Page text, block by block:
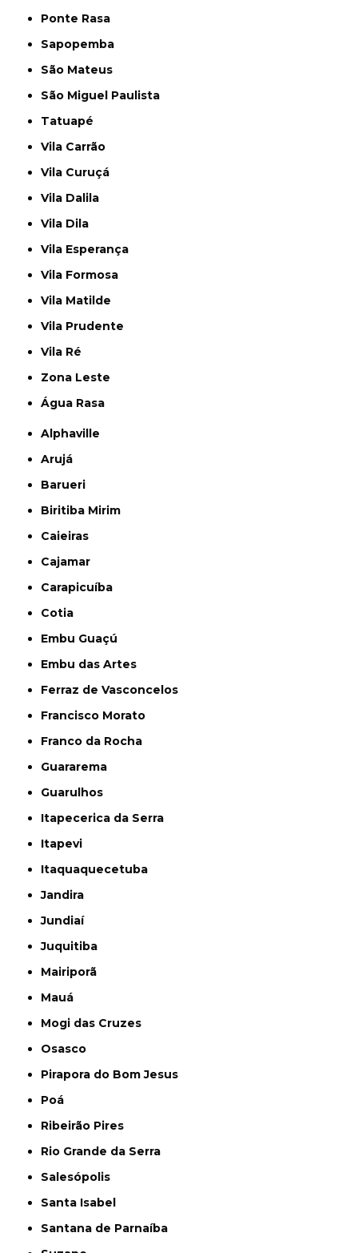
Ponte Rasa
Sapopemba
São Mateus
São Miguel Paulista
Tatuapé
Vila Carrão
Vila Curuçá
Vila Dalila
Vila Dila
Vila Esperança
Vila Formosa
Vila Matilde
Vila Prudente
Vila Ré
Zona Leste
Água Rasa
Alphaville
Arujá
Barueri
Biritiba Mirim
Caieiras
Cajamar
Carapicuíba
Cotia
Embu Guaçú
Embu das Artes
Ferraz de Vasconcelos
Francisco Morato
Franco da Rocha
Guararema
Guarulhos
Itapecerica da Serra
Itapevi
Itaquaquecetuba
Jandira
Jundiaí
Juquitiba
Mairiporã
Mauá
Mogi das Cruzes
Osasco
Pirapora do Bom Jesus
Poá
Ribeirão Pires
Rio Grande da Serra
Salesópolis
Santa Isabel
Santana de Parnaíba